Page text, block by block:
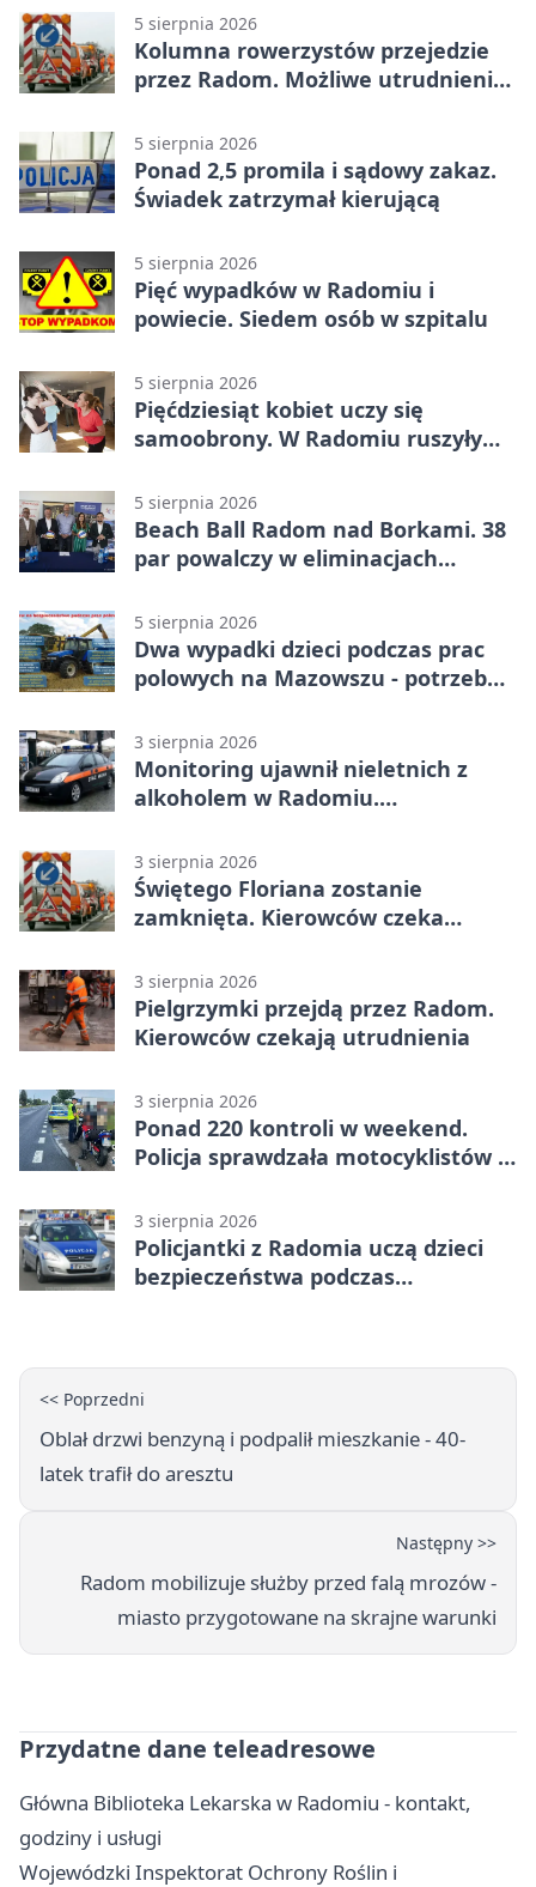
5 sierpnia 2026
Kolumna rowerzystów przejedzie
przez Radom. Możliwe utrudnienia
5 sierpnia 2026
Ponad 2,5 promila i sądowy zakaz.
Świadek zatrzymał kierującą
5 sierpnia 2026
Pięć wypadków w Radomiu i
powiecie. Siedem osób w szpitalu
5 sierpnia 2026
Pięćdziesiąt kobiet uczy się
samoobrony. W Radomiu ruszyły
5 sierpnia 2026
Beach Ball Radom nad Borkami. 38
par powalczy w eliminacjach
5 sierpnia 2026
Dwa wypadki dzieci podczas prac
polowych na Mazowszu - potrzebna
3 sierpnia 2026
Monitoring ujawnił nieletnich z
alkoholem w Radomiu.
3 sierpnia 2026
Świętego Floriana zostanie
zamknięta. Kierowców czeka
3 sierpnia 2026
Pielgrzymki przejdą przez Radom.
Kierowców czekają utrudnienia
3 sierpnia 2026
Ponad 220 kontroli w weekend.
Policja sprawdzała motocyklistów w
3 sierpnia 2026
Policjantki z Radomia uczą dzieci
bezpieczeństwa podczas
<< Poprzedni
Oblał drzwi benzyną i podpalił mieszkanie - 40-
latek trafił do aresztu
Następny >>
Radom mobilizuje służby przed falą mrozów -
miasto przygotowane na skrajne warunki
Przydatne dane teleadresowe
Główna Biblioteka Lekarska w Radomiu - kontakt,
godziny i usługi
Wojewódzki Inspektorat Ochrony Roślin i